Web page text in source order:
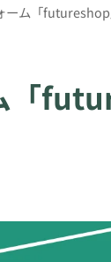
ーム「
「